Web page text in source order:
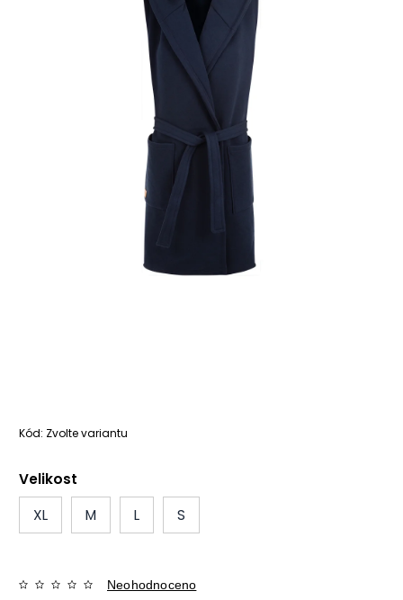
Kód: Zvolte variantu
Velikost
XL
M L S
Neohodnoceno